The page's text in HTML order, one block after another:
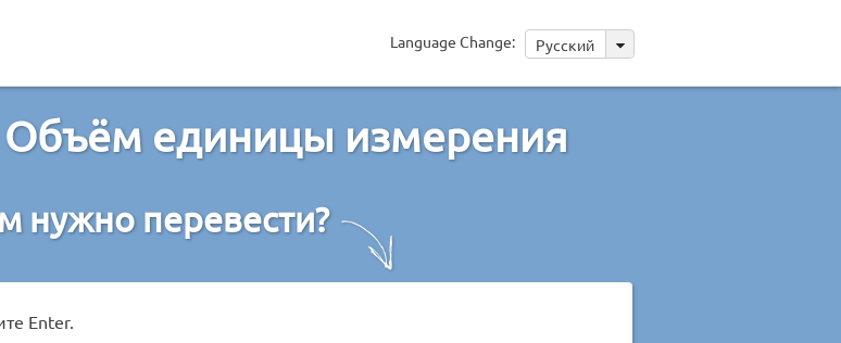
Language Change: Русский
Объём единицы измерения
нужно перевести?
Enter.